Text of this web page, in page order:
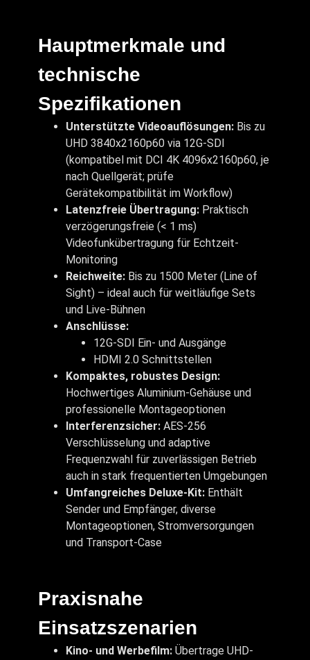
Hauptmerkmale und
technische
Spezifikationen
Unterstützte Videoauflösungen: Bis zu
UHD 3840x2160p60 via 12G-SDI
(kompatibel mit DCI 4K 4096x2160p60, je
nach Quellgerät; prüfe
Gerätekompatibilität im Workflow)
Latenzfreie Übertragung: Praktisch
verzögerungsfreie (< 1 ms)
Videofunkübertragung für Echtzeit-
Monitoring
Reichweite: Bis zu 1500 Meter (Line of
Sight) – ideal auch für weitläufige Sets
und Live-Bühnen
Anschlüsse:
12G-SDI Ein- und Ausgänge
HDMI 2.0 Schnittstellen
Kompaktes, robustes Design:
Hochwertiges Aluminium-Gehäuse und
professionelle Montageoptionen
Interferenzsicher: AES-256
Verschlüsselung und adaptive
Frequenzwahl für zuverlässigen Betrieb
auch in stark frequentierten Umgebungen
Umfangreiches Deluxe-Kit: Enthält
Sender und Empfänger, diverse
Montageoptionen, Stromversorgungen
und Transport-Case
Praxisnahe
Einsatzszenarien
Kino- und Werbefilm: Übertrage UHD-